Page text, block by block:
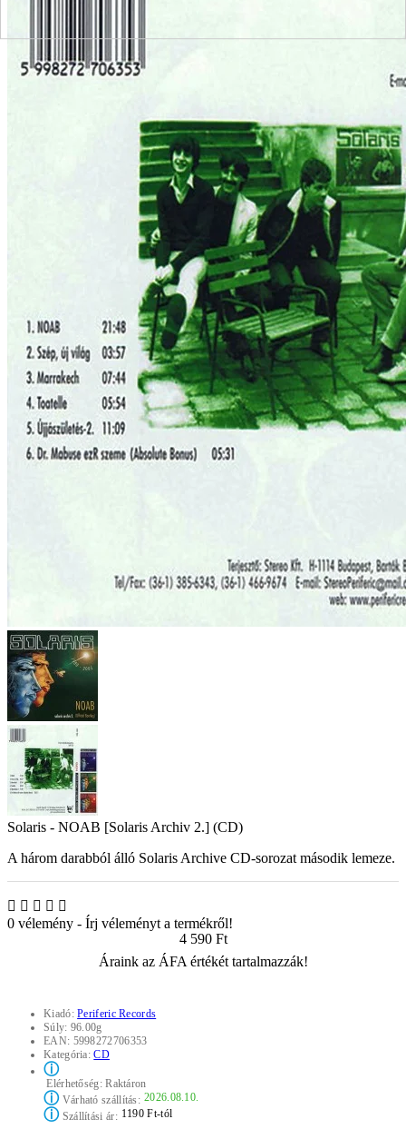
Solaris - NOAB [Solaris Archiv 2.] (CD)
A három darabból álló Solaris Archive CD-sorozat második lemeze.
0 vélemény - Írj véleményt a termékről!
4 590 Ft
Áraink az ÁFA értékét tartalmazzák!
Kiadó:Periferic Records
Súly: 96.00g
EAN: 5998272706353
Kategória:CD
ⓘ
Elérhetőség:Raktáron
ⓘVárható szállítás: 2026.08.10.
ⓘSzállítási ár: 1190 Ft-tól